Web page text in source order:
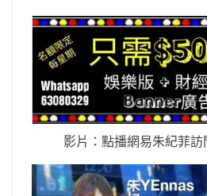
影片：點播網易朱紀菲訪